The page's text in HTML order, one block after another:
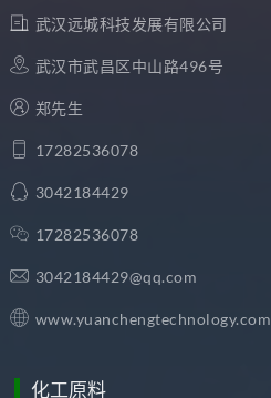
武汉远城科技发展有限公司
武汉市武昌区中山路496号
郑先生
17282536078
3042184429
17282536078
3042184429@qq.com
www.yuanchengtechnology.com
化工原料